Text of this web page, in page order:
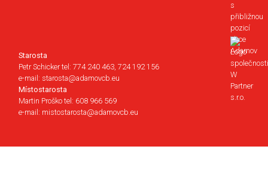
Starosta
Petr Schicker tel: 774 240 463, 724 192 156
e-mail: starosta@adamovcb.eu
Místostarosta
Martin Proško tel: 608 966 569
e-mail: mistostarosta@adamovcb.eu